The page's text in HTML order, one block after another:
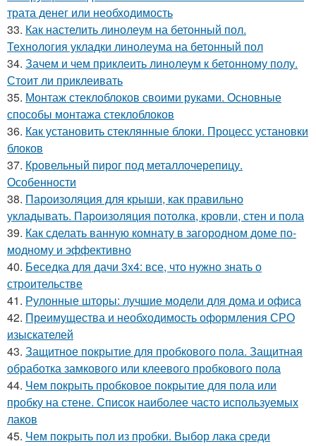
трата денег или необходимость
33. Как настелить линолеум на бетонный пол.
Технология укладки линолеума на бетонный пол
34. Зачем и чем приклеить линолеум к бетонному полу.
Стоит ли приклеивать
35. Монтаж стеклоблоков своими руками. Основные
способы монтажа стеклоблоков
36. Как установить стеклянные блоки. Процесс установки
блоков
37. Кровельный пирог под металлочерепицу.
Особенности
38. Пароизоляция для крыши, как правильно
укладывать. Пароизоляция потолка, кровли, стен и пола
39. Как сделать ванную комнату в загородном доме по-
модному и эффективно
40. Беседка для дачи 3х4: все, что нужно знать о
строительстве
41. Рулонные шторы: лучшие модели для дома и офиса
42. Преимущества и необходимость оформления СРО
изыскателей
43. Защитное покрытие для пробкового пола. Защитная
обработка замкового или клеевого пробкового пола
44. Чем покрыть пробковое покрытие для пола или
пробку на стене. Список наиболее часто используемых
лаков
45. Чем покрыть пол из пробки. Выбор лака среди